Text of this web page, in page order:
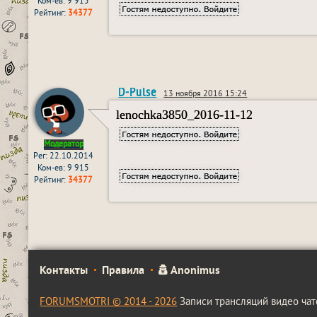
Рейтинг: 34377
Модератор
Рег: 22.10.2014
Ком-ев: 9 915
Рейтинг: 34377
D-Pulse 13 ноября 2016 15:24
lenochka3850_2016-11-12
Контакты Правила Anonimus
FORUMSMOTRI © 2014 - 2026Записи трансляций видео